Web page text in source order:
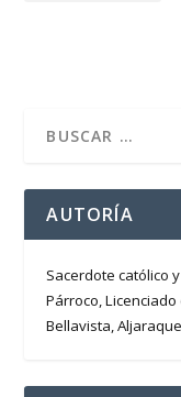
AUTORÍA
Sacerdote católico
Párroco,
Bellavista,